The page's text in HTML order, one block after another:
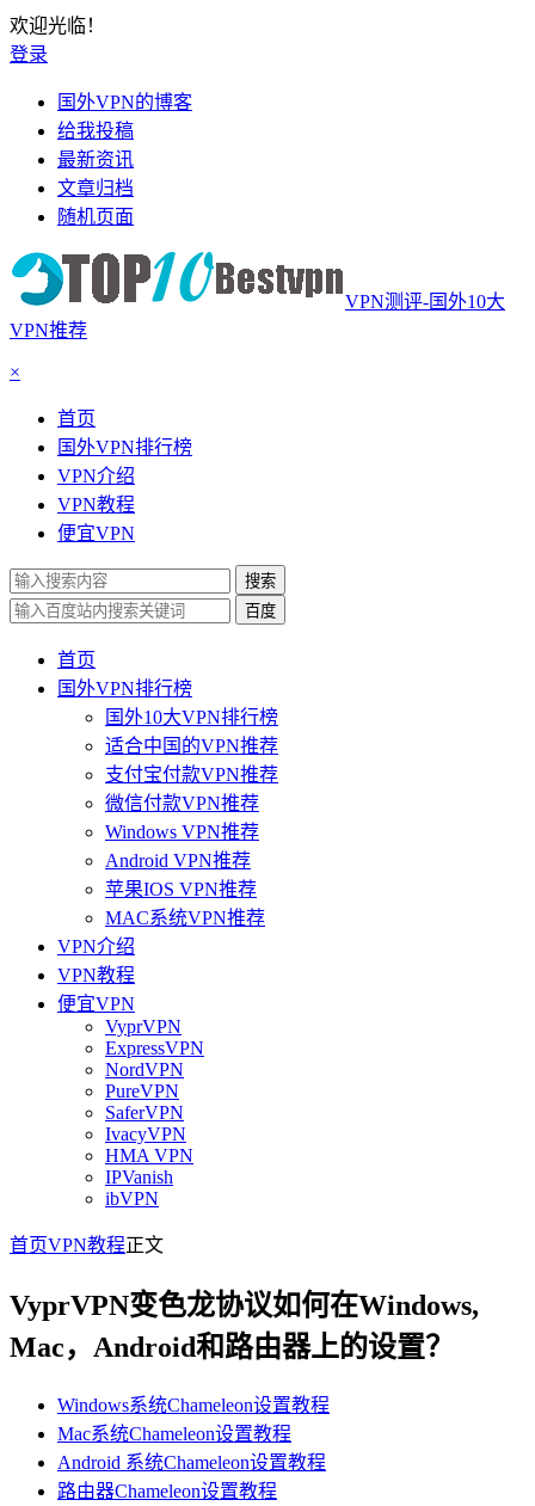
欢迎光临！
登录
国外VPN的博客
给我投稿
最新资讯
文章归档
随机页面
VPN测评-国外10大
VPN推荐
×
首页
国外VPN排行榜
VPN介绍
VPN教程
便宜VPN
搜索
百度
首页
国外VPN排行榜
国外10大VPN排行榜
适合中国的VPN推荐
支付宝付款VPN推荐
微信付款VPN推荐
Windows VPN推荐
Android VPN推荐
苹果IOS VPN推荐
MAC系统VPN推荐
VPN介绍
VPN教程
便宜VPN
VyprVPN
ExpressVPN
NordVPN
PureVPN
SaferVPN
IvacyVPN
HMA VPN
IPVanish
ibVPN
首页VPN教程正文
VyprVPN变色龙协议如何在Windows,
Mac，Android和路由器上的设置？
Windows系统Chameleon设置教程
Mac系统Chameleon设置教程
Android 系统Chameleon设置教程
路由器Chameleon设置教程